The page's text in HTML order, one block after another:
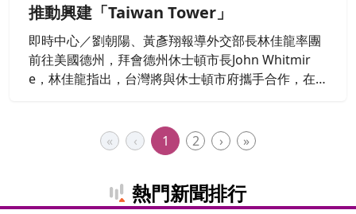
推動興建「Taiwan Tower」
即時中心／劉朝陽、黃彥翔報導外交部長林佳龍率團
前往美國德州，拜會德州休士頓市長John Whitmir
e，林佳龍指出，台灣將與休士頓市府攜手合作，在
速台美經濟共同發展。而此提議也已獲得John Whitm
ire市長與陪同出席的Houston First執行長Michael H
« ‹ 1 2 › »
熱門新聞排行